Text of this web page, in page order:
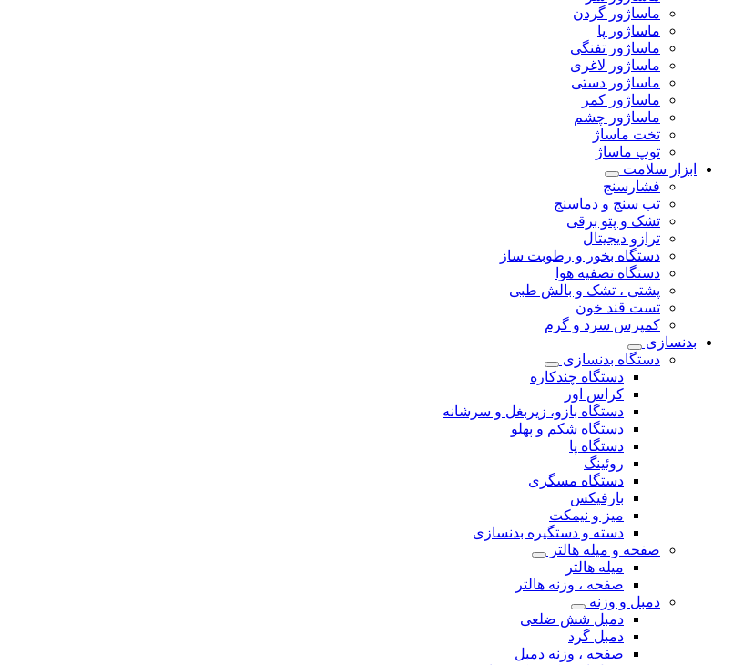
ماساژور گردن
ماساژور پا
ماساژور تفنگی
ماساژور لاغری
ماساژور دستی
ماساژور کمر
ماساژور چشم
تخت ماساژ
توپ ماساژ
ابزار سلامت
فشارسنج
تب سنج و دماسنج
تشک و پتو برقی
ترازو دیجیتال
دستگاه بخور و رطوبت ساز
دستگاه تصفیه هوا
پشتی ، تشک و بالش طبی
تست قند خون
کمپرس سرد و گرم
بدنسازی
دستگاه بدنسازی
دستگاه چندکاره
کراس اور
دستگاه بازو، زیربغل و سرشانه
دستگاه شکم و پهلو
دستگاه پا
روئینگ
دستگاه مسگری
بارفیکس
میز و نیمکت
دسته و دستگیره بدنسازی
صفحه و میله هالتر
میله هالتر
صفحه ، وزنه هالتر
دمبل و وزنه
دمبل شش ضلعی
دمبل گرد
صفحه ، وزنه دمبل